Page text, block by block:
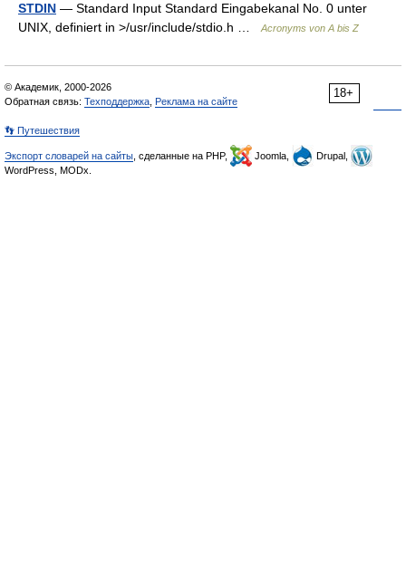
STDIN — Standard Input Standard Eingabekanal No. 0 unter
UNIX, definiert in >/usr/include/stdio.h …
Acronyms von A bis Z
18+
© Академик, 2000-2026
Обратная связь: Техподдержка Реклама на сайте
👣 Путешествия
Экспорт словарей на сайты , сделанные на PHP, Joomla,
Drupal,
WordPress, MODx.